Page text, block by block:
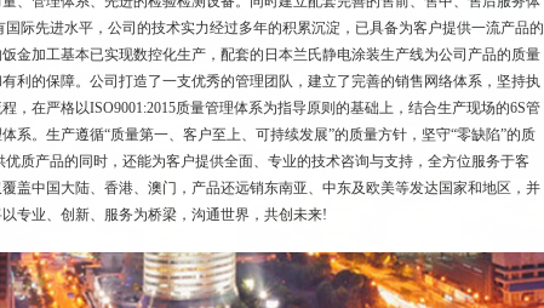
国际先进水平，公司的技术实力经过多年的积累沉淀，已具备为客户提供一流产品的
金加工基本已实现数控化生产，配套的日本兰氏静电涂装生产线为公司产品的质量
利的保障。公司打造了一支优秀的管理团队，建立了完善的销售网络体系，坚持执
，在严格以ISO9001:2015质量管理体系为指导原则的基础上，结合生产现场的6S管
系。生产遵循“质量第一、客户至上、可持续发展”的质量方针，坚守“零缺陷”的质
优质产品的同时，还能为客户提供全面、专业的技术咨询与支持，全方位服务于客
盖中国大陆、香港、澳门，产品还远销东南亚、中东及欧美等发达国家和地区，并
专业、创新、服务为桥梁，沟通世界，共创未来!